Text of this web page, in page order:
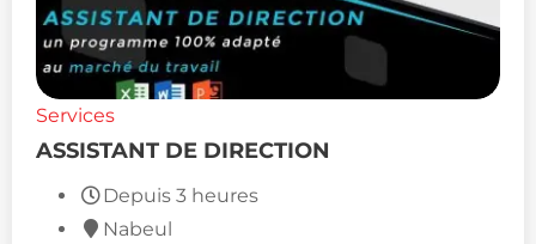
Services
ASSISTANT DE DIRECTION
Depuis 3 heures
Nabeul